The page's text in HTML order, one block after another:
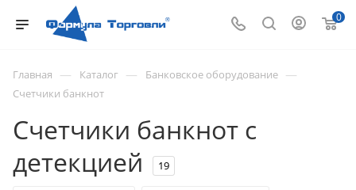
0
Главная — Каталог — Банковское оборудование —
Счетчики банкнот
Счетчики банкнот с
детекцией
19